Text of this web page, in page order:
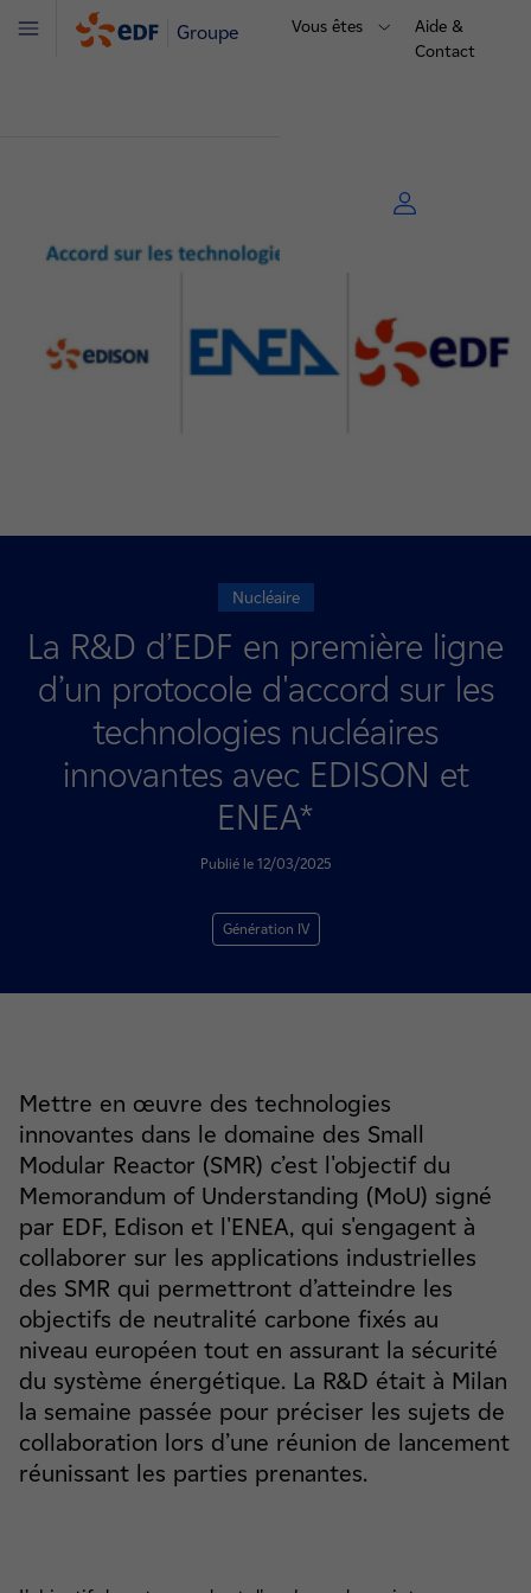
Groupe Vous êtes
Aide &
Contact
Menu
Nucléaire
La R&D d’EDF en première ligne
d’un protocole d'accord sur les
technologies nucléaires
innovantes avec EDISON et
ENEA*
Publié le 12/03/2025
Génération IV
Mettre en œuvre des technologies
innovantes dans le domaine des Small
Modular Reactor (SMR) c’est l'objectif du
Memorandum of Understanding (MoU) signé
par EDF, Edison et l'ENEA, qui s'engagent à
collaborer sur les applications industrielles
des SMR qui permettront d’atteindre les
objectifs de neutralité carbone fixés au
niveau européen tout en assurant la sécurité
du système énergétique. La R&D était à Milan
la semaine passée pour préciser les sujets de
collaboration lors d’une réunion de lancement
réunissant les parties prenantes.